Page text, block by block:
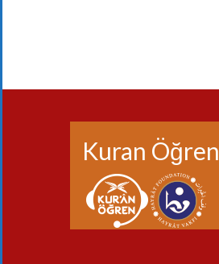
Kuran Öğren